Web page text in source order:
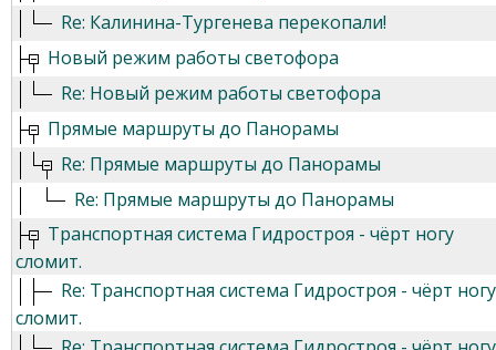
Re: Калинина-Тургенева перекопали!
Новый режим работы светофора
Re: Новый режим работы светофора
Прямые маршруты до Панорамы
Re: Прямые маршруты до Панорамы
Re: Прямые маршруты до Панорамы
Транспортная система Гидростроя - чёрт ногу
сломит.
Re: Транспортная система Гидростроя - чёрт ногу
сломит.